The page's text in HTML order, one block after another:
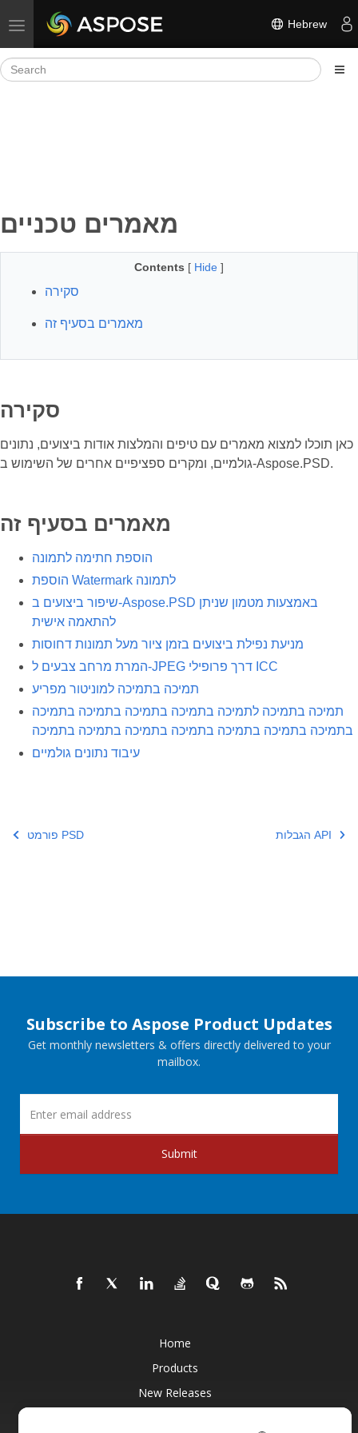
Toggle navigation Hebrew
מאמרים טכניים
Contents [ Hide ]
סקירה
מאמרים בסעיף זה
סקירה
כאן תוכלו למצוא מאמרים עם טיפים והמלצות אודות ביצועים, נתונים
גולמיים, ומקרים ספציפיים אחרים של השימוש ב-Aspose.PSD.
מאמרים בסעיף זה
הוספת חתימה לתמונה
הוספת Watermark לתמונה
שיפור ביצועים ב-Aspose.PSD באמצעות מטמון שניתן
להתאמה אישית
מניעת נפילת ביצועים בזמן ציור מעל תמונות דחוסות
המרת מרחב צבעים ל-JPEG דרך פרופילי ICC
תמיכה בתמיכה למוניטור מפריע
תמיכה בתמיכה לתמיכה בתמיכה בתמיכה בתמיכה בתמיכה
בתמיכה בתמיכה בתמיכה בתמיכה בתמיכה בתמיכה בתמיכה
עיבוד נתונים גולמיים
פורמט PSD הגבלות API
Subscribe to Aspose Product Updates
Get monthly newsletters & offers directly delivered to your
mailbox.
Submit
Home
Products
New Releases